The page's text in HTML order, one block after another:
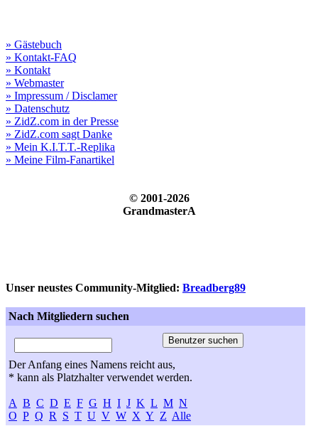
» Gästebuch
» Kontakt-FAQ
» Kontakt
» Webmaster
» Impressum / Disclamer
» Datenschutz
» ZidZ.com in der Presse
» ZidZ.com sagt Danke
» Mein K.I.T.T.-Replika
» Meine Film-Fanartikel
© 2001-2026
GrandmasterA
Unser neustes Community-Mitglied: Breadberg89
Nach Mitgliedern suchen
Der Anfang eines Namens reicht aus,
* kann als Platzhalter verwendet werden.
A B C D E F G H I J K L M N
O P Q R S T U V W X Y Z Alle